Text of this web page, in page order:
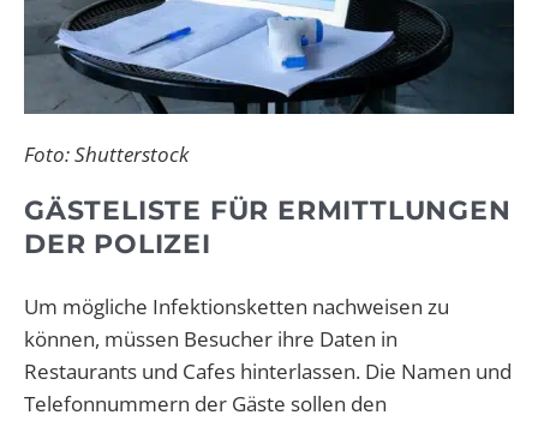
Foto: Shutterstock
GÄSTELISTE FÜR ERMITTLUNGEN
DER POLIZEI
Um mögliche Infektionsketten nachweisen zu
können, müssen Besucher ihre Daten in
Restaurants und Cafes hinterlassen. Die Namen und
Telefonnummern der Gäste sollen den